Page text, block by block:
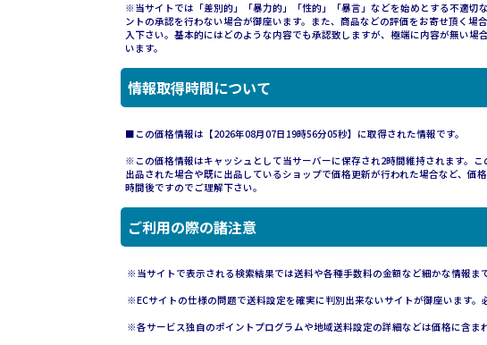
※当サイトでは「差別的」「暴力的」「性的」「暴言」などを始めとする不適切
ントの承認を行わない場合が御座います。また、商品などの評価をお寄せ頂く場
入下さい。基本的にはどのような内容でも承認致しますが、極端に内容が無い
います。
情報取得時間について
■この価格情報は【2026年08月07日19時56分05秒】に取得された情報です。
※この価格情報はキャッシュとして当サーバーに保存され2時間維持されます。
出品された場合や既に出品しているショップで価格更新が行われた場合など、価
時間後ですのでご理解下さい。
ご利用の際の諸注意
※当サイトで表示される検索結果では送料や各種手数料の金額など細かな情報ま
※ECサイトの仕様の問題で送料設定を確実に判別出来ないサイトが御座います。
※各サービス独自のポイントプログラムや地域送料設定の詳細などは価格に含ま